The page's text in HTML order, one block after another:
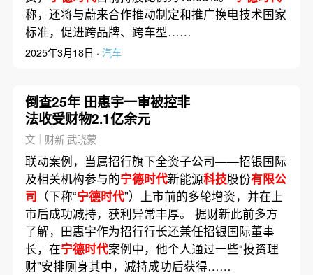
称，还将与蔚来合作推动制定和推广换电技术国家
标准，促进跨品牌、跨车型……
2025年3月18日 · 汽车
倒查25年 田惠宇一审被控非
法收受财物2.1亿余元
文｜财新 武晓蒙
联动案例，当属招行旗下全资子公司——招银国际
及相关机构参与的宁德时代新能源科技股份有限公
司 （下称“宁德时代”）上市前的多轮增资，并在上
市后成功减持，获利异常丰厚。 据财新此前多方
了解，田惠宇作为招行行长还兼任招银国际董事
长，在宁德时代案例中，他个人通过一些“投资理
财”安排厕身其中，减持成功后获得……